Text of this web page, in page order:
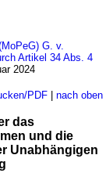
G. v.
Artikel 34 Abs. 4
2024
PDF| nach oben
das
und die
Unabhängigen